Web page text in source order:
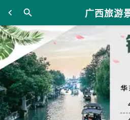
广西旅游